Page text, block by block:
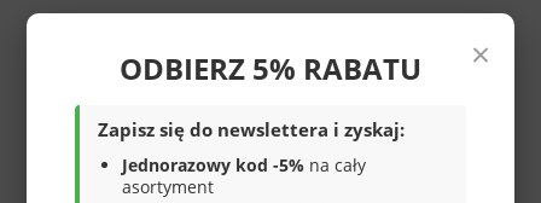
Męskie klapki basenowe
American Club w kolorze
32,00 zł / szt.
Wiązane halówki męskie
American Club MFH-
132,00 zł / szt.
×
ODBIERZ 5% RABATU
Zapisz się do newslettera i zyskaj:
Jednorazowy kod -5% na cały
asortyment